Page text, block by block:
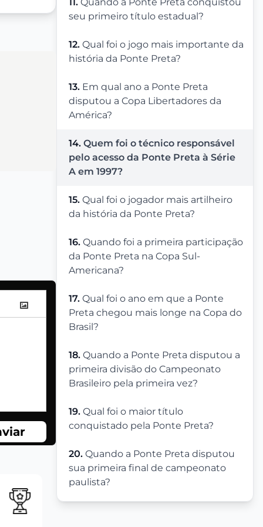
seu primeiro título estadual?
12. Qual foi o jogo mais importante da
história da Ponte Preta?
13. Em qual ano a Ponte Preta
disputou a Copa Libertadores da
América?
14. Quem foi o técnico responsável
pelo acesso da Ponte Preta à Série
A em 1997?
15. Qual foi o jogador mais artilheiro
da história da Ponte Preta?
16. Quando foi a primeira participação
da Ponte Preta na Copa Sul-
Americana?
17. Qual foi o ano em que a Ponte
Preta chegou mais longe na Copa do
Brasil?
18. Quando a Ponte Preta disputou a
primeira divisão do Campeonato
Brasileiro pela primeira vez?
19. Qual foi o maior título
conquistado pela Ponte Preta?
20. Quando a Ponte Preta disputou
sua primeira final de campeonato
paulista?